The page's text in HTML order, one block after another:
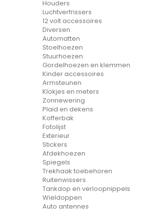
Houders
Luchtverfrissers
12 volt accessoires
Diversen
Automatten
Stoelhoezen
Stuurhoezen
Gordelhoezen en klemmen
Kinder accessoires
Armsteunen
Klokjes en meters
Zonnewering
Plaid en dekens
Kofferbak
Fotolijst
Exterieur
Stickers
Afdekhoezen
Spiegels
Trekhaak toebehoren
Ruitenwissers
Tankdop en verloopnippels
Wieldoppen
Auto antennes